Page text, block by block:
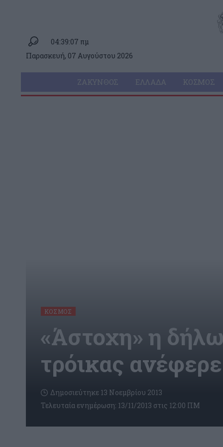
04:39:07 πμ
Παρασκευή, 07 Αυγούστου 2026
ΖΆΚΥΝΘΟΣ ΕΛΛΆΔΑ ΚΌΣΜΟΣ
ΚΌΣΜΟΣ
«Άστοχη» η
τρόικας
Τελευταία ενημέρωση: 13/11/2013 στις 12:00 ΠΜ
Δημοσιεύτηκε 13 Νοεμβρίου 2013